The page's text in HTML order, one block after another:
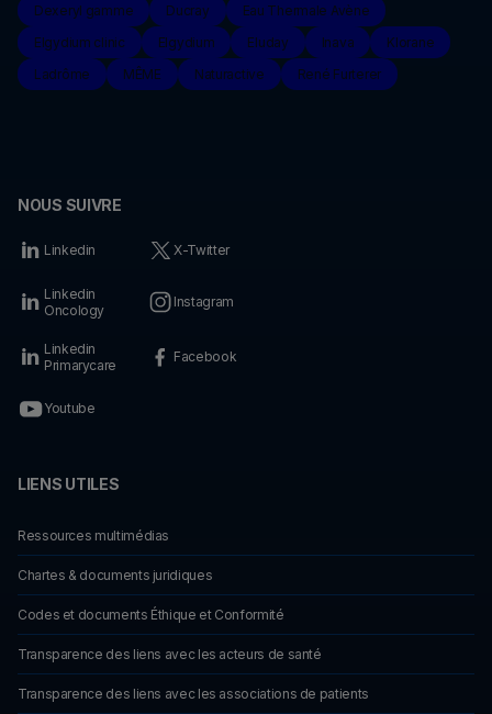
Dexeryl gamme
Ducray
Eau Thermale Avène
Elgydium clinic
Elgydium Eluday Inava
Klorane
Ladrôme
MÊME Naturactive René Furterer
NOUS SUIVRE
Linkedin X-Twitter
Linkedin
Oncology
Instagram
Linkedin
Primarycare
Facebook
Youtube
LIENS UTILES
Ressources multimédias
Chartes & documents juridiques
Codes et documents Éthique et Conformité
Transparence des liens avec les acteurs de santé
Transparence des liens avec les associations de patients